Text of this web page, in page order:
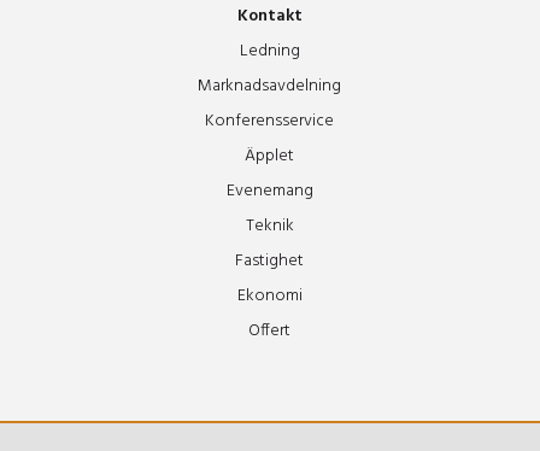
Kontakt
Ledning
Marknadsavdelning
Konferensservice
Äpplet
Evenemang
Teknik
Fastighet
Ekonomi
Offert